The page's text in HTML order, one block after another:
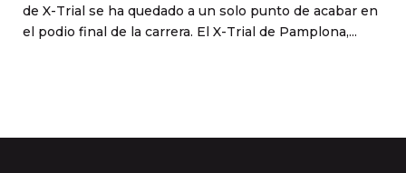
de X-Trial se ha quedado a un solo punto de acabar en
el podio final de la carrera. El X-Trial de Pamplona,...